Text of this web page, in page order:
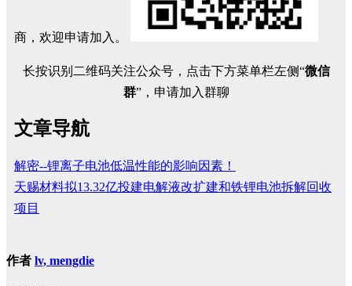
商，欢迎申请加入。
长按识别二维码关注公众号，点击下方菜单栏左侧“微信
群”，申请加入群聊
文章导航
解密--锂离子电池低温性能的影响因素！
天赐材料拟13.32亿投建电解液改扩建和铁锂电池拆解回收
项目
作者 lv, mengdie